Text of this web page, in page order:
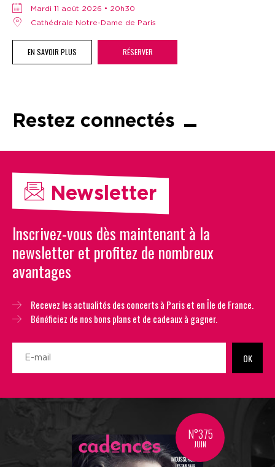
mardi 11 août 2026 • 20h30
Cathédrale Notre-Dame de Paris
EN SAVOIR PLUS RÉSERVER
Restez connectés
Newsletter
Inscrivez-vous dès maintenant à la
newsletter et profitez de nombreux
avantages
Recevez les actualités des concerts à Paris et en Île de France.
Bénéficiez de nos bons plans et de cadeaux à gagner.
OK
N°375
JUIN